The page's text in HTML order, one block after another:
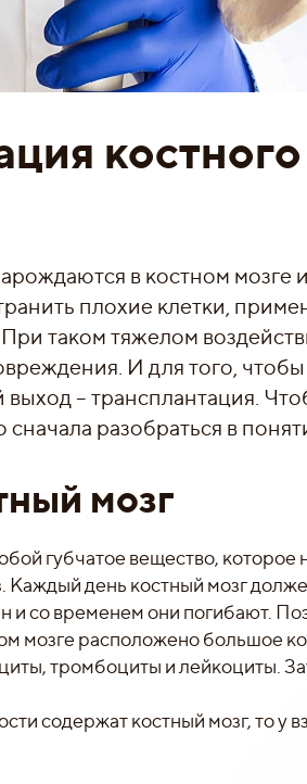
в костном
плохие клетки,
таком тяжелом
И для того,
– трансплантация.
разобраться в
мозг
губчатое вещество, которое
Каждый день костный мозг
и со временем они погибают.
мозге расположено большое
тромбоциты и лейкоциты.
содержат костный мозг, то у